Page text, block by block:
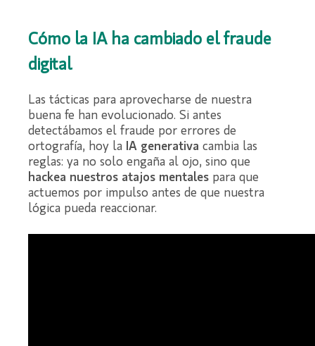
Cómo la IA ha cambiado el fraude
digital
Las tácticas para aprovecharse de nuestra
buena fe han evolucionado. Si antes
detectábamos el fraude por errores de
ortografía, hoy la IA generativa cambia las
reglas: ya no solo engaña al ojo, sino que
hackea nuestros atajos mentales para que
actuemos por impulso antes de que nuestra
lógica pueda reaccionar.